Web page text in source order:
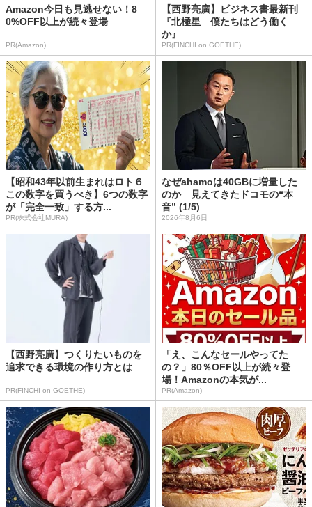
Amazon今日も見逃せない！8
0%OFF以上が続々登場
PR(Amazon)
【西野亮廣】ビジネス書最新刊
『北極星 僕たちはどう働く
か』
PR(FINCHI on GOETHE)
【昭和43年以前生まれはロト６
この数字を買うべき】6つの数字
が「完全一致」する方...
PR(株式会社MURA)
なぜahamoは40GBに増量した
のか 見えてきたドコモの“本
音” (1/5)
2026年8月6日
【西野亮廣】つくりたいものを
追求できる環境の作り方とは
PR(FINCHI on GOETHE)
「え、こんなセールやってた
の？」80％OFF以上が続々登
場！Amazonの本気が...
PR(Amazon)